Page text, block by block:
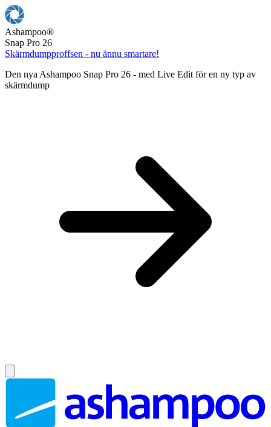
Ashampoo®
Snap Pro 26
Skärmdumpproffsen - nu ännu smartare!
Den nya Ashampoo Snap Pro 26 - med Live Edit för en ny typ av
skärmdump